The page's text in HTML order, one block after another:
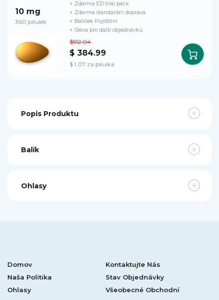
10 mg
360 pilulek
$512.04
$ 384.99
$ 1.07 za pilulka
+ Zdarma ED trial pack
+ Zdarma standardní doprava
+ Balíček Pojištění
+ Sleva pro další objednávku
Popis Produktu
Balík
Ohlasy
Domov
Kontaktujte Nás
Naša Politika
Stav Objednávky
Ohlasy
Všeobecné Obchodní